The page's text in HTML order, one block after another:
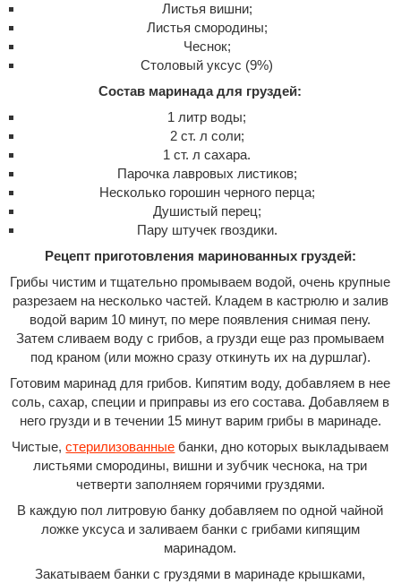
Листья вишни;
Листья смородины;
Чеснок;
Столовый уксус (9%)
Состав маринада для груздей:
1 литр воды;
2 ст. л соли;
1 ст. л сахара.
Парочка лавровых листиков;
Несколько горошин черного перца;
Душистый перец;
Пару штучек гвоздики.
Рецепт приготовления маринованных груздей:
Грибы чистим и тщательно промываем водой, очень крупные
разрезаем на несколько частей. Кладем в кастрюлю и залив
водой варим 10 минут, по мере появления снимая пену.
Затем сливаем воду с грибов, а грузди еще раз промываем
под краном (или можно сразу откинуть их на дуршлаг).
Готовим маринад для грибов. Кипятим воду, добавляем в нее
соль, сахар, специи и приправы из его состава. Добавляем в
него грузди и в течении 15 минут варим грибы в маринаде.
Чистые,стерилизованные банки, дно которых выкладываем
листьями смородины, вишни и зубчик чеснока, на три
четверти заполняем горячими груздями.
В каждую пол литровую банку добавляем по одной чайной
ложке уксуса и заливаем банки с грибами кипящим
маринадом.
Закатываем банки с груздями в маринаде крышками,